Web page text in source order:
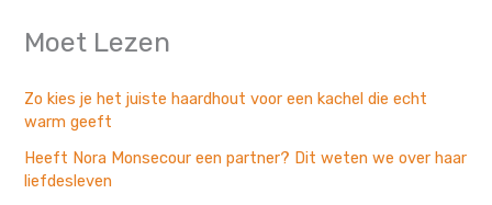
Moet Lezen
Zo kies je het juiste haardhout voor een kachel die echt
warm geeft
Heeft Nora Monsecour een partner? Dit weten we over haar
liefdesleven